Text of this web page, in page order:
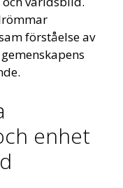
förståelse av
enhet